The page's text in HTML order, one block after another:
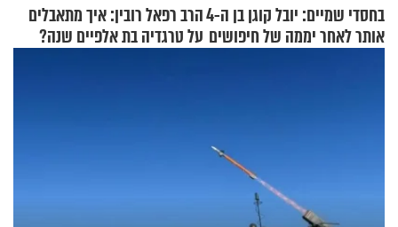
בחסדי שמיים: יובל קוגן בן ה-4
אותר לאחר יממה של חיפושים
הרב רפאל רובין: איך מתאבלים
על טרגדיה בת אלפיים שנה?